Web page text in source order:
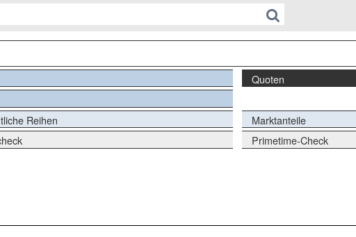
Quoten
Reihen
Marktanteile
Primetime-Check